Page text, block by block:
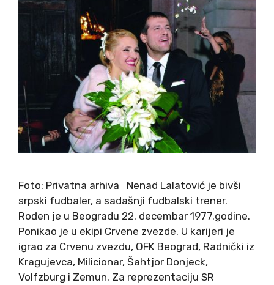
Foto: Privatna arhiva Nenad Lalatović je bivši
srpski fudbaler, a sadašnji fudbalski trener.
Rođen je u Beogradu 22. decembar 1977.godine.
Ponikao je u ekipi Crvene zvezde. U karijeri je
igrao za Crvenu zvezdu, OFK Beograd, Radnički iz
Kragujevca, Milicionar, Šahtjor Donjeck,
Volfzburg i Zemun. Za reprezentaciju SR